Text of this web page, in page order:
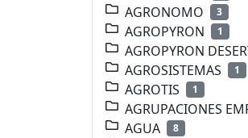
AGRONOMO 3
AGROPYRON 1
AGROPYRON
AGROSISTEMAS 1
AGROTIS 1
AGRUPACIONES
AGUA 8